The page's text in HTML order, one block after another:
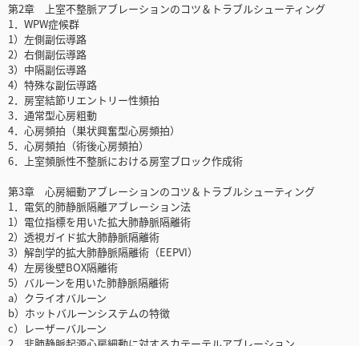
第2章 上室不整脈アブレーションのコツ＆トラブルシューティング
1．WPW症候群
1）左側副伝導路
2）右側副伝導路
3）中隔副伝導路
4）特殊な副伝導路
2．房室結節リエントリー性頻拍
3．通常型心房粗動
4．心房頻拍（巣状興奮型心房頻拍）
5．心房頻拍（術後心房頻拍）
6．上室頻脈性不整脈における房室ブロック作成術
第3章 心房細動アブレーションのコツ＆トラブルシューティング
1．電気的肺静脈隔離アブレーション法
1）電位指標を用いた拡大肺静脈隔離術
2）透視ガイド拡大肺静脈隔離術
3）解剖学的拡大肺静脈隔離術（EEPVI）
4）左房後壁BOX隔離術
5）バルーンを用いた肺静脈隔離術
a）クライオバルーン
b）ホットバルーンシステムの特徴
c）レーザーバルーン